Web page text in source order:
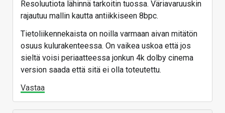
and efficiency.
nvidianews.nvidia.com
Vastaa
Resoluutiota lähinnä tarkoitin tuossa. Väriavaruuskin
rajautuu mallin kautta antiikkiseen 8bpc.
Tietoliikennekaista on noilla varmaan aivan mitätön
osuus kulurakenteessa. On vaikea uskoa että jos
sieltä voisi periaatteessa jonkun 4k dolby cinema
version saada että sitä ei olla toteutettu.
Vastaa